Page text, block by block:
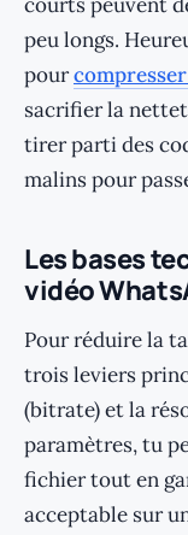
peu longs.
pour
sacrifier la
tirer parti des
malins pour
Les bases
vidéo
Pour réduire la
trois leviers
(bitrate) et la
paramètres, tu
fichier tout en
acceptable sur